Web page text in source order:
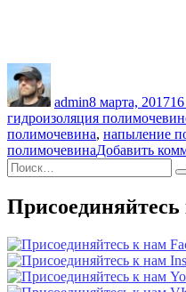
admin8 марта, 2017
гидроизоляция
полимочевина, напыление
полимочевинаДобавить
Искать: